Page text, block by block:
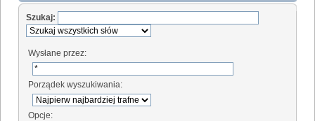
Szukaj:
Wysłane przez:
Porządek wyszukiwania:
Opcje: